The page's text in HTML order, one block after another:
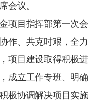
会议。
项目指挥部第一次会
作、共克时艰，全力
项目建设取得积极进
成立工作专班、明确
极协调解决项目实施